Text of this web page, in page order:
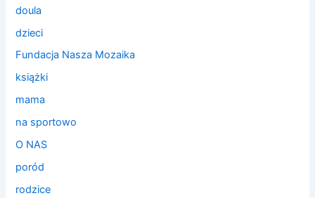
doula
dzieci
Fundacja Nasza Mozaika
książki
mama
na sportowo
O NAS
poród
rodzice